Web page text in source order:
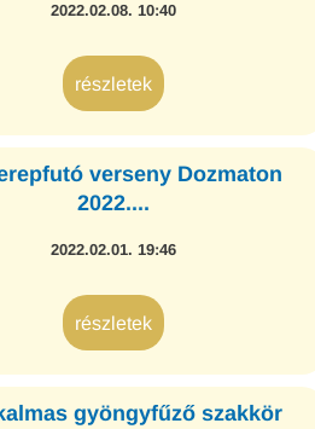
2022.02.08. 10:40
részletek
verseny Dozmaton
2022....
2022.02.01. 19:46
részletek
gyöngyfűző szakkör